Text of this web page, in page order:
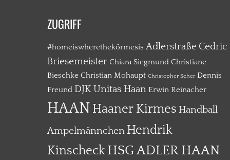
ZUGRIFF
#homeiswherethekörmesis Adlerstraße Cedric
Briesemeister Chiara Siegmund Christiane
Bieschke Christian Mohaupt Christopher Seher Dennis
Freund DJK Unitas Haan Erwin Reinacher
HAAN Haaner Kirmes Handball
Ampelmännchen Hendrik
KinscheckHSG ADLER HAAN